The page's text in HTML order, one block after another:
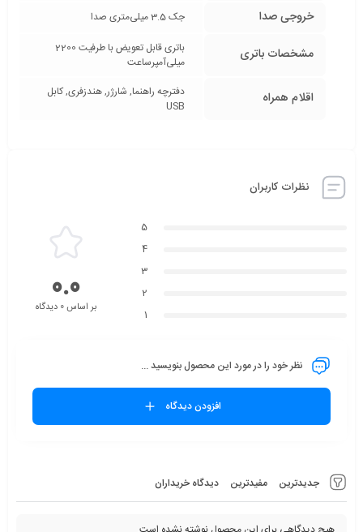
خروجی صدا جک 3.5 میلی‌متری صدا
مشخصات باتری
باتری قابل تعویض با طرفیت 2200
میلی‌آمپر‌ساعت
اقلام همراه
دفترچه‌ راهنما, شارژر, هندزفری, کابل
USB
نظرات کاربران
جدیدترین مفیدترین دیدگاه خریداران
5
4
3
2
1
0.0
بر اساس 0 دیدگاه
نظر خود را در مورد این محصول بنویسید ...
افزودن دیدگاه